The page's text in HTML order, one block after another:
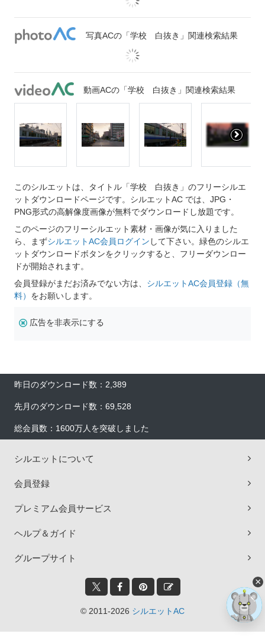
写真ACの「学校 白抜き」関連検索結果
動画ACの「学校 白抜き」関連検索結果
このシルエットは、タイトル「学校 白抜き」のフリーシルエ
ットダウンロードページです。シルエットAC では、JPG・
PNG形式の高解像度画像が無料でダウンロードし放題です。
このページのフリーシルエット素材・画像が気に入りました
ら、まずシルエットAC会員ログイン して下さい。緑色のシルエ
ットダウンロードボタンをクリックすると、フリーダウンロー
ドが開始されます。
会員登録がまだお済みでない方は、 シルエットAC会員登録（無
料） をお願いします。
広告を非表示にする
昨日のダウンロード数：2,389
先月のダウンロード数：69,528
総会員数：1600万人を突破しました
シルエットについて
会員登録
プレミアム会員サービス
ヘルプ＆ガイド
グループサイト
© 2011-2026 シルエットAC
×